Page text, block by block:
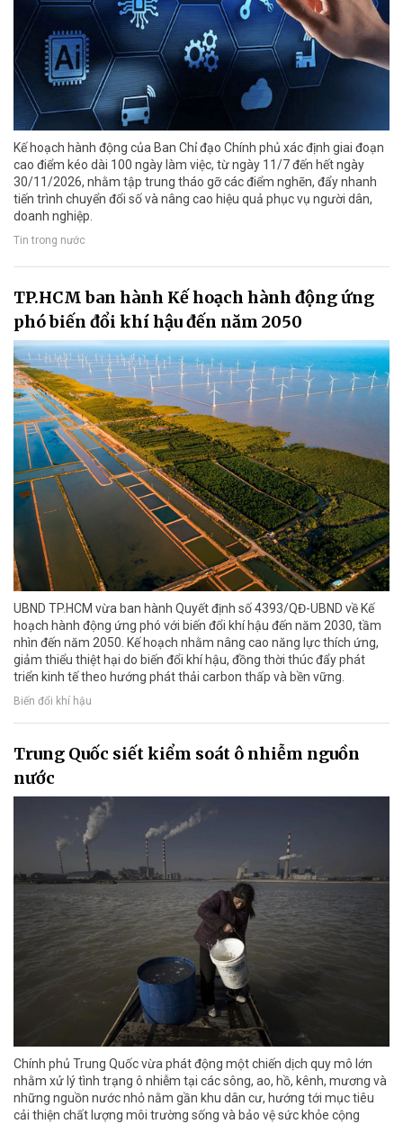
Kế hoạch hành động của Ban Chỉ đạo Chính phủ xác định giai đoạn
cao điểm kéo dài 100 ngày làm việc, từ ngày 11/7 đến hết ngày
30/11/2026, nhằm tập trung tháo gỡ các điểm nghẽn, đẩy nhanh
tiến trình chuyển đổi số và nâng cao hiệu quả phục vụ người dân,
doanh nghiệp.
Tin trong nước
TP.HCM ban hành Kế hoạch hành động ứng
phó biến đổi khí hậu đến năm 2050
UBND TP.HCM vừa ban hành Quyết định số 4393/QĐ-UBND về Kế
hoạch hành động ứng phó với biến đổi khí hậu đến năm 2030, tầm
nhìn đến năm 2050. Kế hoạch nhằm nâng cao năng lực thích ứng,
giảm thiểu thiệt hại do biến đổi khí hậu, đồng thời thúc đẩy phát
triển kinh tế theo hướng phát thải carbon thấp và bền vững.
Biến đổi khí hậu
Trung Quốc siết kiểm soát ô nhiễm nguồn
nước
Chính phủ Trung Quốc vừa phát động một chiến dịch quy mô lớn
nhằm xử lý tình trạng ô nhiễm tại các sông, ao, hồ, kênh, mương và
những nguồn nước nhỏ nằm gần khu dân cư, hướng tới mục tiêu
cải thiện chất lượng môi trường sống và bảo vệ sức khỏe cộng